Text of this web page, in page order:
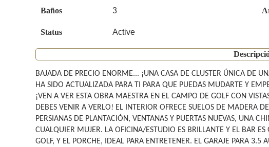
Baños 3
Status Active
BAJADA DE PRECIO ENORME... ¡UNA CASA DE CLUSTER ÚNICA DE
HA SIDO ACTUALIZADA PARA TI PARA QUE PUEDAS MUDARTE Y
¡VEN A VER ESTA OBRA MAESTRA EN EL CAMPO DE GOLF CON
DEBES VENIR A VERLO! EL INTERIOR OFRECE SUELOS DE MADERA
PERSIANAS DE PLANTACIÓN, VENTANAS Y PUERTAS NUEVAS, UNA
CUALQUIER MUJER. LA OFICINA/ESTUDIO ES BRILLANTE Y EL BAR
GOLF, Y EL PORCHE, IDEAL PARA ENTRETENER. EL GARAJE PARA